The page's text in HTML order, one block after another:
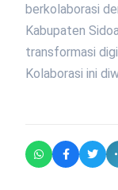
berkolaborasi
Kabupaten
transformasi
Kolaborasi ini